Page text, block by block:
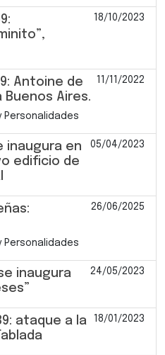
18/10/2023
Antoine de
Buenos Aires.
11/11/2022
Personalidades
inaugura en
edificio de
05/04/2023
26/06/2025
Personalidades
inaugura
24/05/2023
ataque a la
18/01/2023